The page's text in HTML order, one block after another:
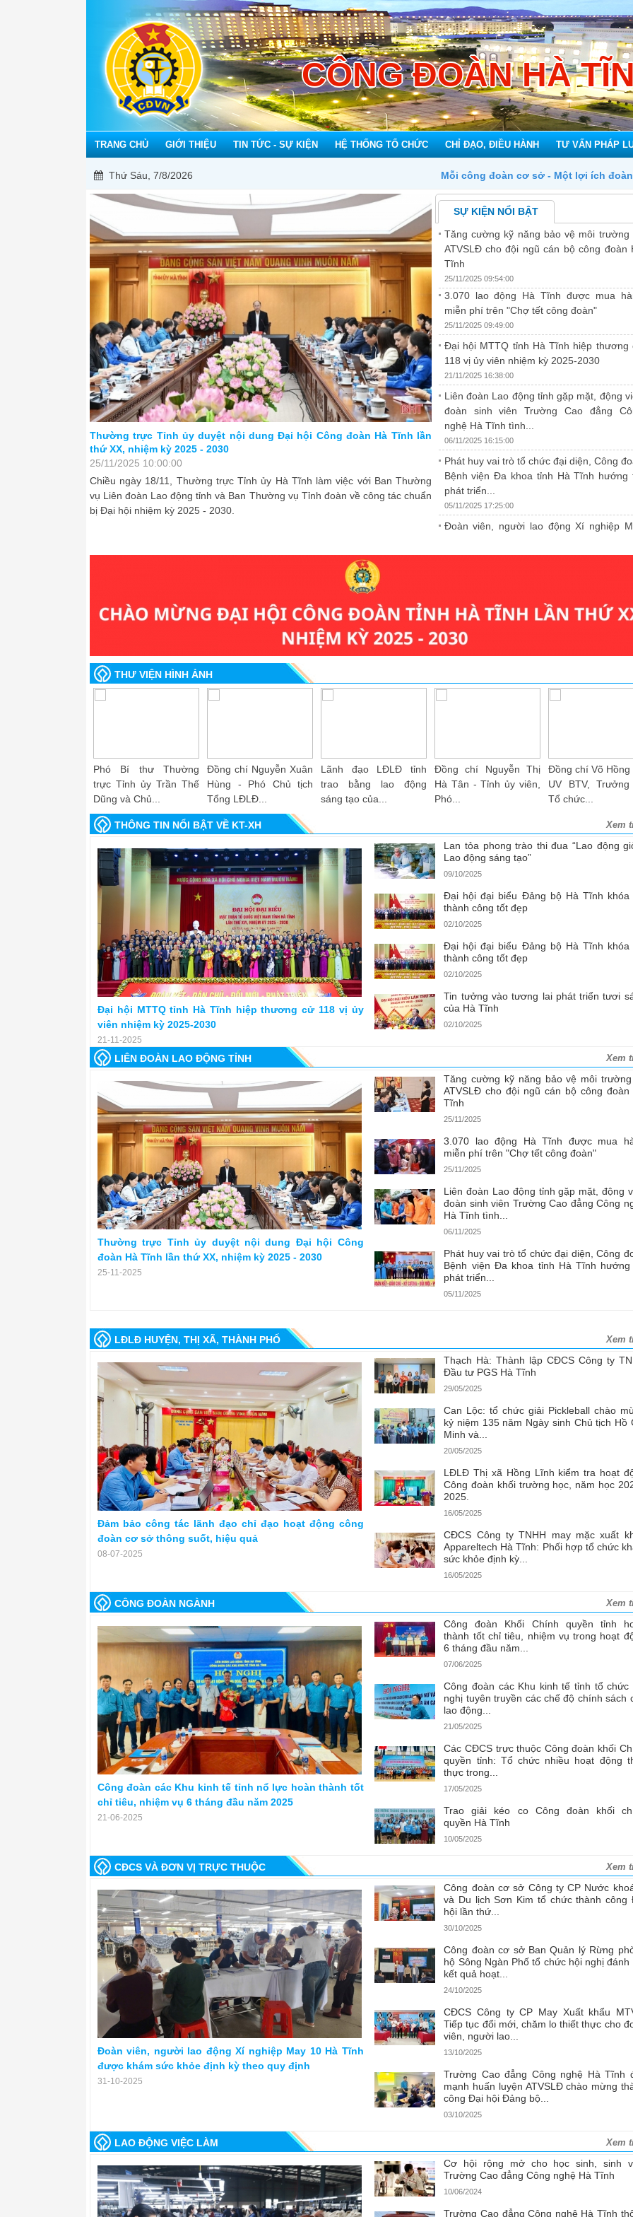
CÔNG ĐOÀN HÀ
TRANG CHỦ GIỚI THIỆU TIN TỨC - SỰ KIỆN HỆ THỐNG TỔ CHỨC CHỈ ĐẠO, ĐIỀU HÀNH TƯ VẤN PHÁP
Thứ Sáu, 7/8/2026 Mỗi công đoàn cơ sở - Một lợi ích đoàn viên
Tăng cường kỹ năng bảo vệ môi trường và ATVSLĐ cho đội ngũ cán
bộ công đoàn Hà Tĩnh
25/11/2025 09:54:00
Sáng ngày 19/11, Liên đoàn Lao động tỉnh Hà Tĩnh phối hợp với Tổng Liên
đoàn Lao động Việt Nam tổ chức lớp tập huấn nâng cao nhận thức về bảo
vệ môi trường và an toàn vệ sinh lao động cho đội ngũ cán bộ công đoàn
3.070 lao động Hà Tĩnh được mua
đoàn"
25/11/2025 09:49:00
Chương trình “Chợ tết công đoàn - Xuân
người lao động Hà Tĩnh mua sắm hàng
lượng, vận chuyển.
SỰ KIỆN NỔI BẬT
Tăng cường kỹ năng bảo vệ môi trường
ATVSLĐ cho đội ngũ cán bộ công đoàn
Tĩnh
25/11/2025 09:54:00
3.070 lao động Hà Tĩnh được mua
miễn phí trên "Chợ tết công đoàn"
25/11/2025 09:49:00
Đại hội MTTQ tỉnh Hà Tĩnh hiệp thương
118 vị ủy viên nhiệm kỳ 2025-2030
21/11/2025 16:38:00
Liên đoàn Lao động tỉnh gặp mặt, động
đoàn sinh viên Trường Cao đẳng
nghệ Hà Tĩnh tình...
06/11/2025 16:15:00
Phát huy vai trò tổ chức đại diện, Công
Bệnh viện Đa khoa tỉnh Hà Tĩnh hướng
phát triển...
05/11/2025 17:25:00
Đoàn viên, người lao động Xí nghiệp
theo quy định
THƯ VIỆN HÌNH ẢNH
Đồng chí Phan Thu
Thủy - Phó Tổng Biên
tập Báo Lao...
Đồng chí Vũ Thị Giáng
Hương - UV Đoàn
Chủ...
Đồng chí Võ Hồng Hải -
UV BTV, Trưởng Ban
Tổ chức...
Phó Bí thư Thường
trực Tỉnh ủy Trần Thế
Dũng và...
Đồng chí Nguyễn
Dũng, Chủ
UBKT Tổng LĐLĐ...
THÔNG TIN NỔI BẬT VỀ KT-XH Xem
Đại hội MTTQ tỉnh Hà Tĩnh hiệp thương cử 118 vị ủy
viên nhiệm kỳ 2025-2030
21-11-2025
Lan tỏa phong trào thi đua “Lao động
Lao động sáng tạo”
09/10/2025
Đại hội đại biểu Đảng bộ Hà Tĩnh khóa
thành công tốt đẹp
02/10/2025
Đại hội đại biểu Đảng bộ Hà Tĩnh khóa
thành công tốt đẹp
02/10/2025
Tin tưởng vào tương lai phát triển tươi
của Hà Tĩnh
02/10/2025
LIÊN ĐOÀN LAO ĐỘNG TỈNH Xem
Thường trực Tỉnh ủy duyệt nội dung Đại hội Công
đoàn Hà Tĩnh lần thứ XX, nhiệm kỳ 2025 - 2030
25-11-2025
Tăng cường kỹ năng bảo vệ môi
ATVSLĐ cho đội ngũ cán bộ công đoàn
Tĩnh
25/11/2025
3.070 lao động Hà Tĩnh được mua
miễn phí trên "Chợ tết công đoàn"
25/11/2025
Liên đoàn Lao động tỉnh gặp mặt, động
đoàn sinh viên Trường Cao đẳng Công
Hà Tĩnh tình...
06/11/2025
Phát huy vai trò tổ chức đại diện, Công
Bệnh viện Đa khoa tỉnh Hà Tĩnh
phát triển...
05/11/2025
LĐLĐ HUYỆN, THỊ XÃ, THÀNH PHỐ Xem
Đảm bảo công tác lãnh đạo chỉ đạo hoạt động công
đoàn cơ sở thông suốt, hiệu quả
08-07-2025
Thạch Hà: Thành lập CĐCS Công ty
Đầu tư PGS Hà Tĩnh
29/05/2025
Can Lộc: tổ chức giải Pickleball chào
kỷ niệm 135 năm Ngày sinh Chủ tịch Hồ
Minh và...
20/05/2025
LĐLĐ Thị xã Hồng Lĩnh kiểm tra hoạt
Công đoàn khối trường học, năm học
2025.
16/05/2025
CĐCS Công ty TNHH may mặc xuất
Appareltech Hà Tĩnh: Phối hợp tổ chức
sức khỏe định kỳ...
16/05/2025
CÔNG ĐOÀN NGÀNH Xem
Công đoàn các Khu kinh tế tỉnh nổ lực hoàn thành tốt
chỉ tiêu, nhiệm vụ 6 tháng đầu năm 2025
21-06-2025
Công đoàn Khối Chính quyền tỉnh
thành tốt chỉ tiêu, nhiệm vụ trong hoạt
6 tháng đầu năm...
07/06/2025
Công đoàn các Khu kinh tế tỉnh tổ chức
nghị tuyên truyền các chế độ chính sách
lao động...
21/05/2025
Các CĐCS trực thuộc Công đoàn khối
quyền tỉnh: Tổ chức nhiều hoạt động
thực trong...
17/05/2025
Trao giải kéo co Công đoàn khối
quyền Hà Tĩnh
10/05/2025
CĐCS VÀ ĐƠN VỊ TRỰC THUỘC Xem
Đoàn viên, người lao động Xí nghiệp May 10 Hà Tĩnh
được khám sức khỏe định kỳ theo quy định
31-10-2025
Công đoàn cơ sở Công ty CP Nước
và Du lịch Sơn Kim tổ chức thành công
hội lần thứ...
30/10/2025
Công đoàn cơ sở Ban Quản lý Rừng
hộ Sông Ngàn Phố tổ chức hội nghị đánh
kết quả hoạt...
24/10/2025
CĐCS Công ty CP May Xuất khẩu
Tiếp tục đổi mới, chăm lo thiết thực cho
viên, người lao...
13/10/2025
Trường Cao đẳng Công nghệ Hà Tĩnh
mạnh huấn luyện ATVSLĐ chào mừng
công Đại hội Đảng bộ...
03/10/2025
LAO ĐỘNG VIỆC LÀM Xem
Cơ hội rộng mở cho học sinh, sinh
Trường Cao đẳng Công nghệ Hà Tĩnh
10/06/2024
Trường Cao đẳng Công nghệ Hà Tĩnh